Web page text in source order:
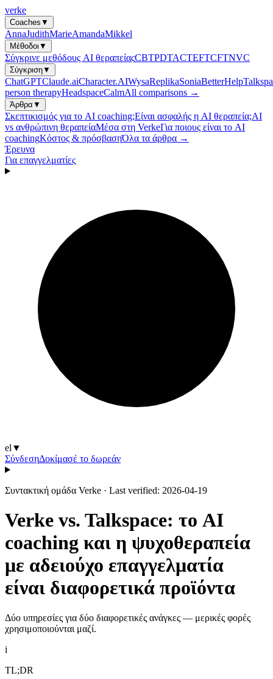
verke
Coaches ▼
AnnaJudithMarieAmandaMikkel
Μέθοδοι▼
Σύγκρινε μεθόδους AI θεραπείαςCBTPDTACTEFTCFTNVC
Σύγκριση▼
ChatGPTClaude.aiCharacter.AIWysaReplikaSoniaBetterHelp
person therapyHeadspaceCalmAll comparisons →
Άρθρα ▼
Σκεπτικισμός για το AI coaching;Είναι ασφαλής η AI θεραπεία;AI
vs ανθρώπινη θεραπείαΜέσα στη VerkeΓια ποιους είναι το AI
coachingΚόστος & πρόσβασηΌλα τα άρθρα →
Έρευνα
Για επαγγελματίες
el ▼
ΣύνδεσηΔοκίμασέ το δωρεάν
Συντακτική ομάδα Verke · Last verified: 2026-04-19
Verke vs. Talkspace: το AI
coaching και η ψυχοθεραπεία
με αδειούχο επαγγελματία
είναι διαφορετικά προϊόντα
Δύο υπηρεσίες για δύο διαφορετικές ανάγκες — μερικές φορές
χρησιμοποιούνται μαζί.
i
TL;DR